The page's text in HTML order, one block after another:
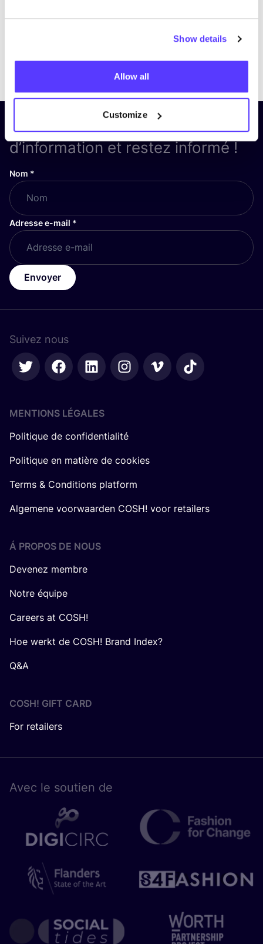
Show details
Allow all
Customize
PreviousNext
Inscrivez-vous à notre lettre
d’information et restez informé !
Nom *
Adresse e-mail *
Envoyer
Suivez nous
MENTIONS LÉGALES
Politique de confidentialité
Politique en matière de cookies
Terms & Conditions platform
Algemene voorwaarden COSH! voor retailers
Á PROPOS DE NOUS
Devenez membre
Notre équipe
Careers at COSH!
Hoe werkt de COSH! Brand Index?
Q&A
COSH! GIFT CARD
For retailers
Avec le sou­tien de